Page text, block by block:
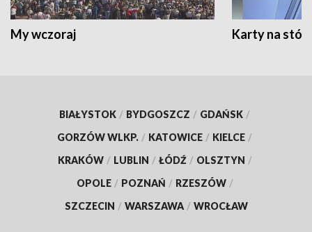
My wczoraj Karty na
BIAŁYSTOK / BYDGOSZCZ / GDAŃSK /
GORZÓW WLKP. / KATOWICE / KIELCE /
KRAKÓW / LUBLIN / ŁÓDŹ / OLSZTYN /
OPOLE / POZNAŃ / RZESZÓW /
SZCZECIN / WARSZAWA / WROCŁAW